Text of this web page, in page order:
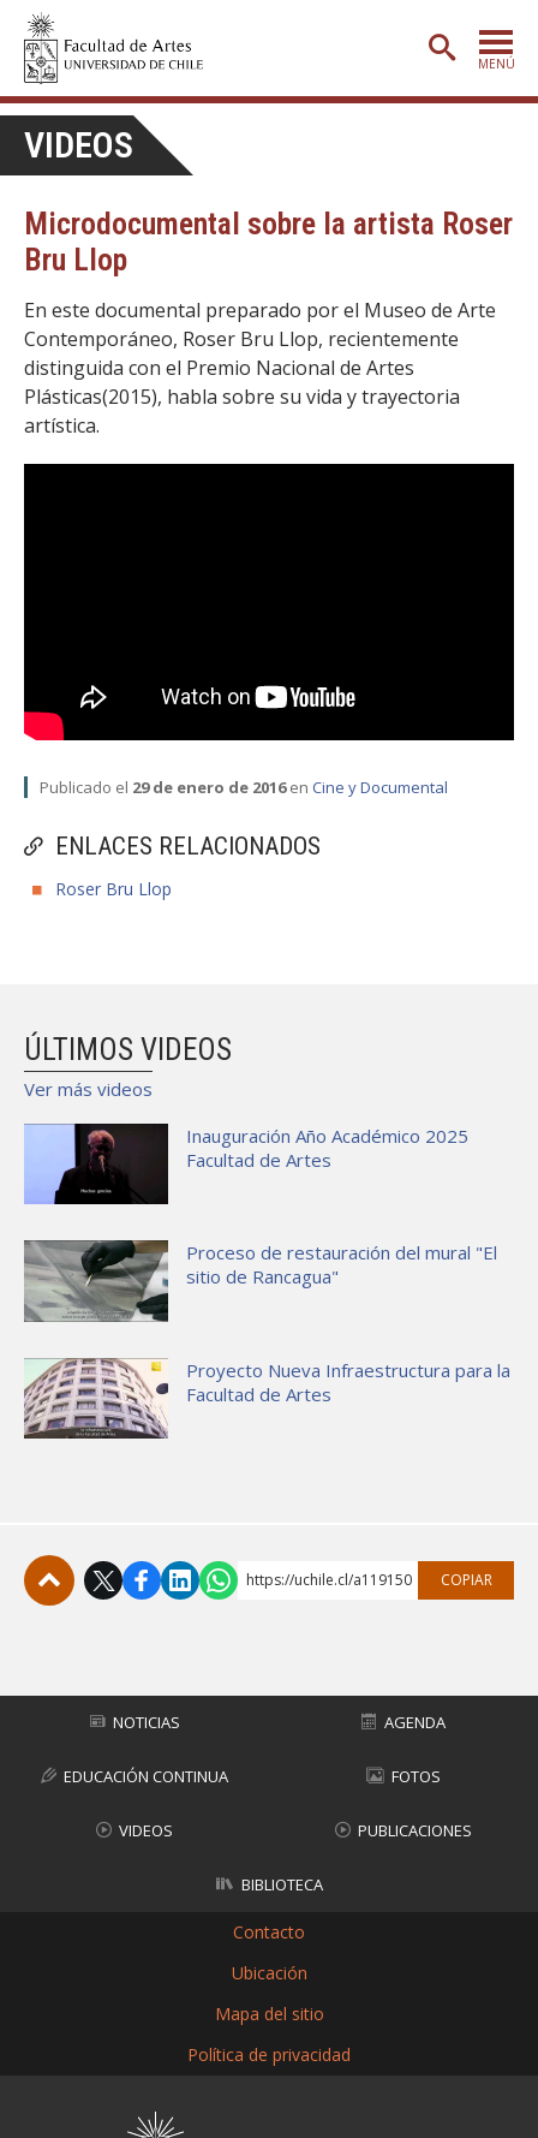
MENÚ
ETAPA BÁSICA
POSTGRADO
EXTENSIÓN
CREACIÓNE INVESTIGACIÓN
VIDEOS
Microdocumental sobre la artista Roser
Bru Llop
ENLACES RELACIONADOS
Roser Bru Llop
En este documental preparado por el Museo de Arte
Contemporáneo, Roser Bru Llop, recientemente
distinguida con el Premio Nacional de Artes
Plásticas(2015), habla sobre su vida y trayectoria
artística.
Publicado el 29 de enero de 2016en Cine y Documental
ÚLTIMOS VIDEOS
Ver más videos
Inauguración Año Académico 2025
Facultad de Artes
Proceso de restauración del mural "El
sitio de Rancagua"
Proyecto Nueva Infraestructura para la
Facultad de Artes
https://uchile.cl/a119150 COPIAR
NOTICIAS AGENDA
EDUCACIÓN CONTINUA FOTOS
VIDEOS PUBLICACIONES
BIBLIOTECA
Contacto
Ubicación
Mapa del sitio
Política de privacidad